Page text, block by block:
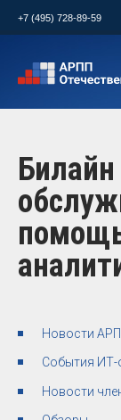
+7 (495) 728-89-59
Новости
События ИТ-
Новости